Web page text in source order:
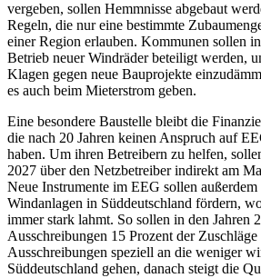
vergeben, sollen Hemmnisse abgebaut
Regeln, die nur eine bestimmte
einer Region erlauben. Kommunen sollen
Betrieb neuer Windräder beteiligt werden,
Klagen gegen neue Bauprojekte
es auch beim Mieterstrom geben.
Eine besondere Baustelle bleibt die
die nach 20 Jahren keinen Anspruch auf
haben. Um ihren Betreibern zu helfen,
2027 über den Netzbetreiber indirekt am
Neue Instrumente im EEG sollen
Windanlagen in Süddeutschland fördern,
immer stark lahmt. So sollen in den Jahren
Ausschreibungen 15 Prozent der
Ausschreibungen speziell an die weniger
Süddeutschland gehen, danach steigt die